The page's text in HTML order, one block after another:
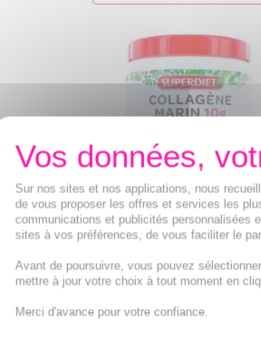
10g + Céramides,
Resvératrol 210g
Renouée du japon,
Sur nos sites et nos applications, nous
de vous proposer les offres et services les
communications et publicités personnalisées
sites à vos préférences, de vous faciliter le
Avant de poursuivre, vous pouvez
mettre à jour votre choix à tout moment en
Merci d'avance pour votre confiance.